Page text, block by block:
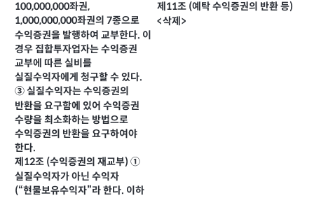
100,000,000좌권,
1,000,000,000좌권의 7종으로
수익증권을 발행하여 교부한다. 이
경우 집합투자업자는 수익증권
교부에 따른 실비를
실질수익자에게 청구할 수 있다.
③ 실질수익자는 수익증권의
반환을 요구함에 있어 수익증권
수량을 최소화하는 방법으로
수익증권의 반환을 요구하여야
한다.
제11조 (예탁 수익증권의 반환 등)
<삭제>
제12조 (수익증권의 재교부) ①
실질수익자가 아닌 수익자
(“현물보유수익자”라 한다. 이하